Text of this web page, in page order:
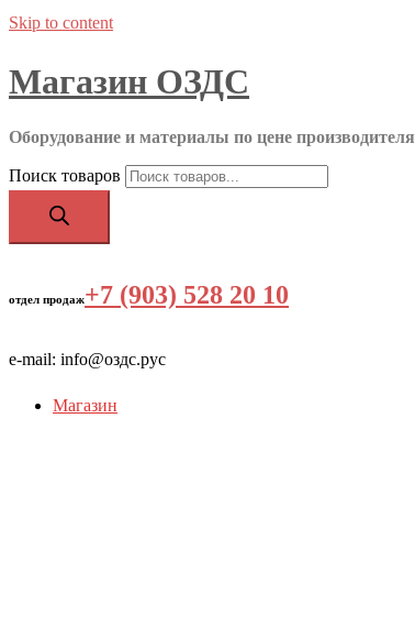
Skip to content
Магазин ОЗДС
Оборудование и материалы по цене производителя
Поиск товаров
отдел продаж+7 (903) 528 20 10
e-mail: info@оздс.рус
Магазин